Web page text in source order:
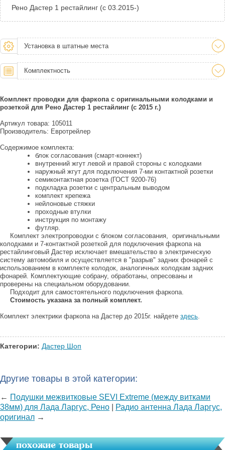
Рено Дастер 1 рестайлинг (с 03.2015-)
Установка в штатные места
Комплектность
Комплект проводки для фаркопа с оригинальными колодками и
розеткой для Рено Дастер 1 рестайлинг (с 2015 г.)
Артикул товара: 105011
Производитель: Евротрейлер
Содержимое комплекта:
блок согласования (смарт-коннект)
внутренний жгут левой и правой стороны с колодками
наружный жгут для подключения 7-ми контактной розетки
семиконтактная розетка (ГОСТ 9200-76)
подкладка розетки с центральным выводом
комплект крепежа
нейлоновые стяжки
проходные втулки
инструкция по монтажу
футляр.
Комплект электропроводки с блоком согласования, оригинальными
колодками и 7-контактной розеткой для подключения фаркопа на
рестайлинговый Дастер исключает вмешательство в электрическую
систему автомобиля и осуществляется в "разрыв" задних фонарей с
использованием в комплекте колодок, аналогичных колодкам задних
фонарей. Комплектующие собрану, обработаны, опресованы и
проверены на специальном оборудовании.
Подходит для самостоятельного подключения фаркопа.
Стоимость указана за полный комплект.
Комплект электрики фаркопа на Дастер до 2015г. найдете здесь
Категории: Дастер Шоп
Другие товары в этой категории:
← Подушки межвитковые SEVI Extreme (между витками
38мм) для Лада Ларгус, Рено
Радио антенна Лада Ларгус,
оригинал →
похожие товары